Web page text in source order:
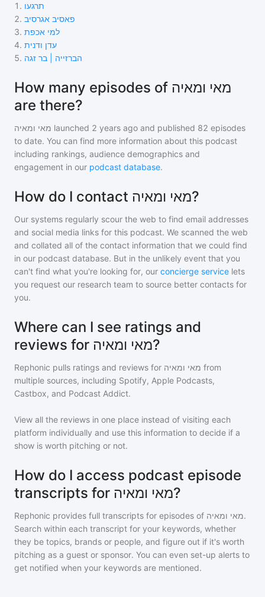
1 . תרגעו
2. פאסיב אגרסיב
3. למי אכפת
4. עדן ודנית
5. הברזייה | בר זגה
How many episodes of מאי ומאיה
are there?
מאי ומאיה launched 2 years ago and published 82 episodes
to date. You can find more information about this podcast
including rankings, audience demographics and
engagement in our podcast database.
How do I contact מאי ומאיה?
Our systems regularly scour the web to find email addresses
and social media links for this podcast. We scanned the web
and collated all of the contact information that we could find
in our podcast database. But in the unlikely event that you
can't find what you're looking for, our concierge service lets
you request our research team to source better contacts for
you.
Where can I see ratings and
reviews for מאי ומאיה?
Rephonic pulls ratings and reviews for מאי ומאיה from
multiple sources, including Spotify, Apple Podcasts,
Castbox, and Podcast Addict.
View all the reviews in one place instead of visiting each
platform individually and use this information to decide if a
show is worth pitching or not.
How do I access podcast episode
transcripts for מאי ומאיה?
Rephonic provides full transcripts for episodes of מאי ומאיה.
Search within each transcript for your keywords, whether
they be topics, brands or people, and figure out if it's worth
pitching as a guest or sponsor. You can even set-up alerts to
get notified when your keywords are mentioned.